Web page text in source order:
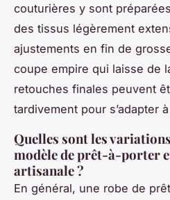
couturières y sont
des tissus légèrement
ajustements en fin de
coupe empire qui laisse de
retouches finales peuvent
tardivement pour s’adapter
Quelles sont les
modèle de prêt-à-porter
artisanale ?
En général, une robe de